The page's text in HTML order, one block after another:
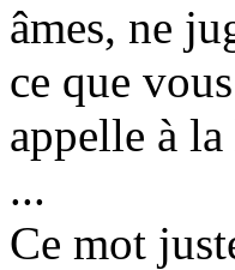
âmes, ne
ce que
appelle à
...
Ce mot